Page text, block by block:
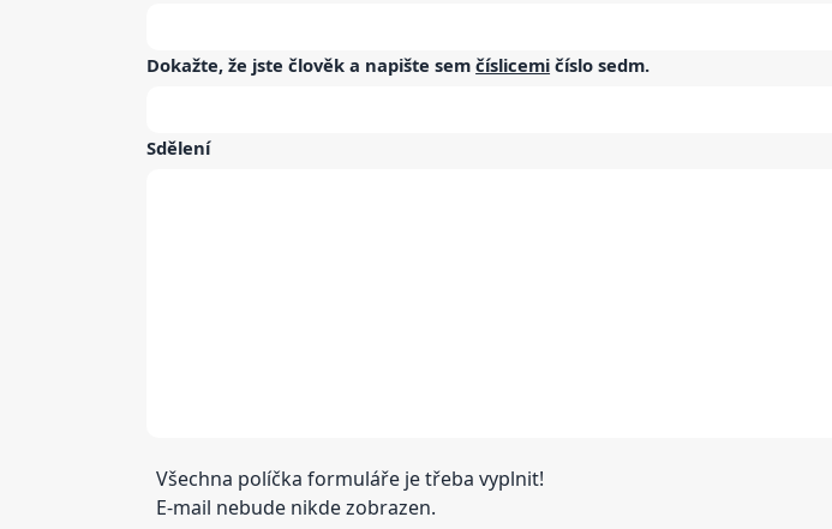
Dokažte, že jste člověk a napište semčíslicemi číslosedm.
Sdělení
Všechna políčka formuláře je třeba vyplnit!
E-mail nebude nikde zobrazen.